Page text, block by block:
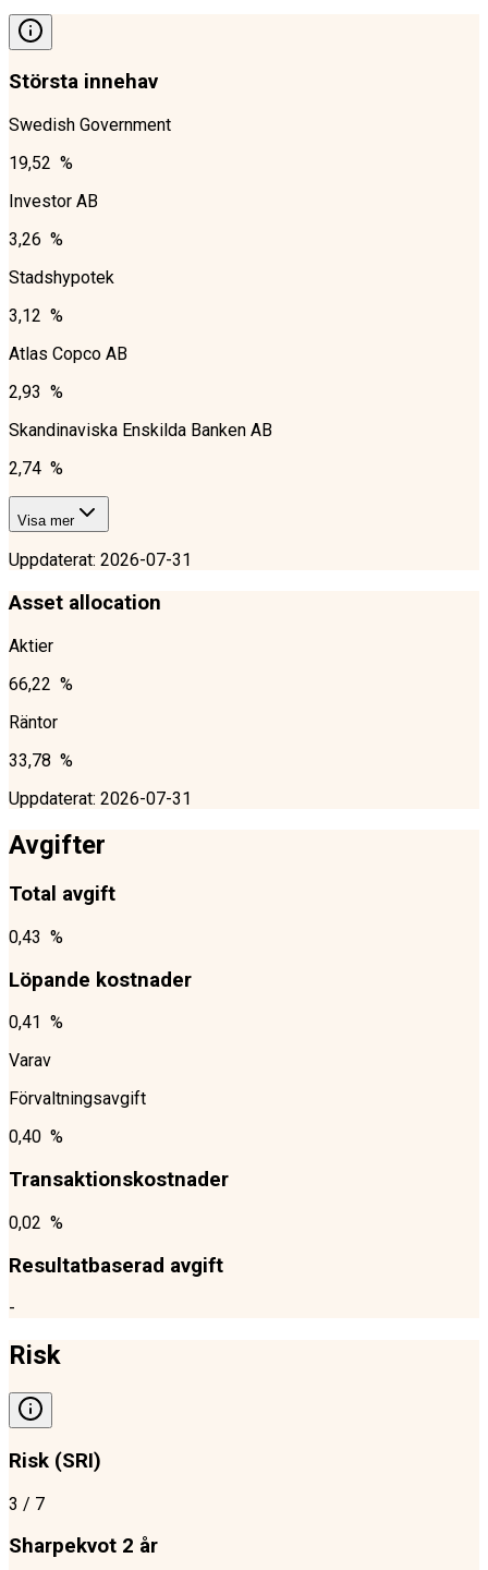
Största innehav
Swedish Government
19,52 %
Investor AB
3,26 %
Stadshypotek
3,12 %
Atlas Copco AB
2,93 %
Skandinaviska Enskilda Banken AB
2,74 %
Visa mer
Uppdaterat: 2026-07-31
Asset allocation
Aktier
66,22 %
Räntor
33,78 %
Uppdaterat: 2026-07-31
Avgifter
Total avgift
0,43 %
Löpande kostnader
0,41 %
Varav
Förvaltningsavgift
0,40 %
Transaktionskostnader
0,02 %
Resultatbaserad avgift
-
Risk
Risk (SRI)
3 / 7
Sharpekvot 2 år